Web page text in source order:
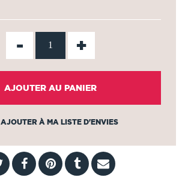
- +
AJOUTER AU PANIER
AJOUTER À MA LISTE D'ENVIES